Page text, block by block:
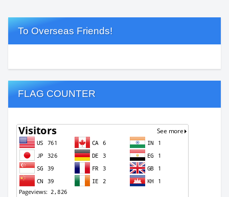
To Overseas Friends!
FLAG COUNTER